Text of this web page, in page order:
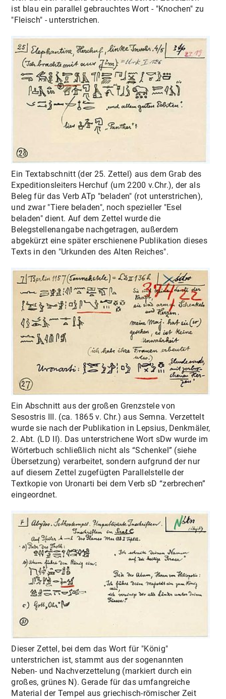
ist blau ein parallel gebrauchtes Wort - "Knochen" zu
"Fleisch" - unterstrichen.
Ein Textabschnitt (der 25. Zettel) aus dem Grab des
Expeditionsleiters Herchuf (um 2200 v.Chr.), der als
Beleg für das Verb ATp "beladen" (rot unterstrichen),
und zwar "Tiere beladen", noch spezieller "Esel
beladen" dient. Auf dem Zettel wurde die
Belegstellenangabe nachgetragen, außerdem
abgekürzt eine später erschienene Publikation dieses
Texts in den "Urkunden des Alten Reiches".
Ein Abschnitt aus der großen Grenzstele von
Sesostris III. (ca. 1865 v. Chr.) aus Semna. Verzettelt
wurde sie nach der Publikation in Lepsius, Denkmäler,
2. Abt. (LD II). Das unterstrichene Wort sDw wurde im
Wörterbuch schließlich nicht als “Schenkel” (siehe
Übersetzung) verarbeitet, sondern aufgrund der nur
auf diesem Zettel zugefügten Parallelstelle der
Textkopie von Uronarti bei dem Verb sD “zerbrechen”
eingeordnet.
Dieser Zettel, bei dem das Wort für "König"
unterstrichen ist, stammt aus der sogenannten
Neben- und Nachverzettelung (markiert durch ein
großes, grünes N). Gerade für das umfangreiche
Material der Tempel aus griechisch-römischer Zeit